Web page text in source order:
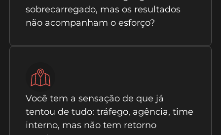
sobrecarregado, mas os resultados
não acompanham o esforço?
Você tem a sensação de que já
tentou de tudo: tráfego, agência, time
interno, mas não tem retorno